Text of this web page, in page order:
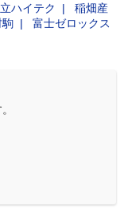
ハイテク
稲畑産
駒
富士ゼロックス